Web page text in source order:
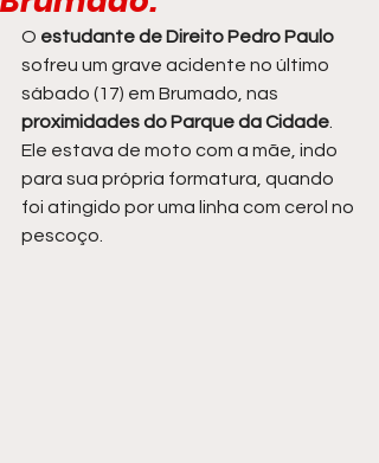
O estudante de Direito Pedro Paulo
sofreu um grave acidente no último
sábado (17) em Brumado, nas
proximidades do Parque da Cidade
Ele estava de moto com a mãe, indo
para sua própria formatura, quando
foi atingido por uma linha com cerol no
pescoço.